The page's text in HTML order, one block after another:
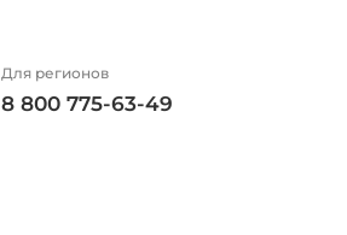
Для регионов
8 800 775-63-49